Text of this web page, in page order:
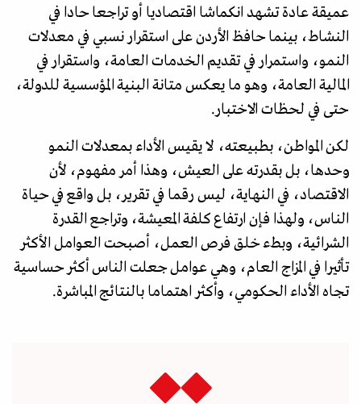
عميقة عادة تشهد انكماشا اقتصاديا أو تراجعا حادا في
النشاط، بينما حافظ الأردن على استقرار نسبي في معدلات
النمو، واستمرار في تقديم الخدمات العامة، واستقرار في
المالية العامة، وهو ما يعكس متانة البنية المؤسسية للدولة،
حتى في لحظات الاختبار.
لكن المواطن، بطبيعته، لا يقيس الأداء بمعدلات النمو
وحدها، بل بقدرته على العيش، وهذا أمر مفهوم، لأن
الاقتصاد، في النهاية، ليس رقما في تقرير، بل واقع في حياة
الناس، ولهذا فإن ارتفاع كلفة المعيشة، وتراجع القدرة
الشرائية، وبطء خلق فرص العمل، أصبحت العوامل الأكثر
تأثيرا في المزاج العام، وهي عوامل جعلت الناس أكثر حساسية
تجاه الأداء الحكومي، وأكثر اهتماما بالنتائج المباشرة.